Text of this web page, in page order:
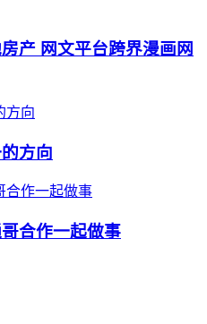
产 网文平台跨界漫画网
方向
合作一起做事